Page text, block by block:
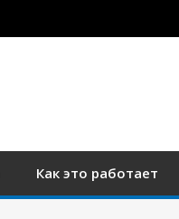
Как это работает